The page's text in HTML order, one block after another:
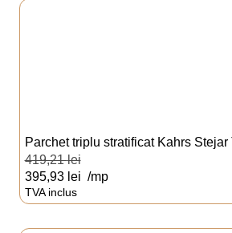
Parchet triplu stratificat Kahrs
419,21lei
395,93 lei /mp
TVA inclus